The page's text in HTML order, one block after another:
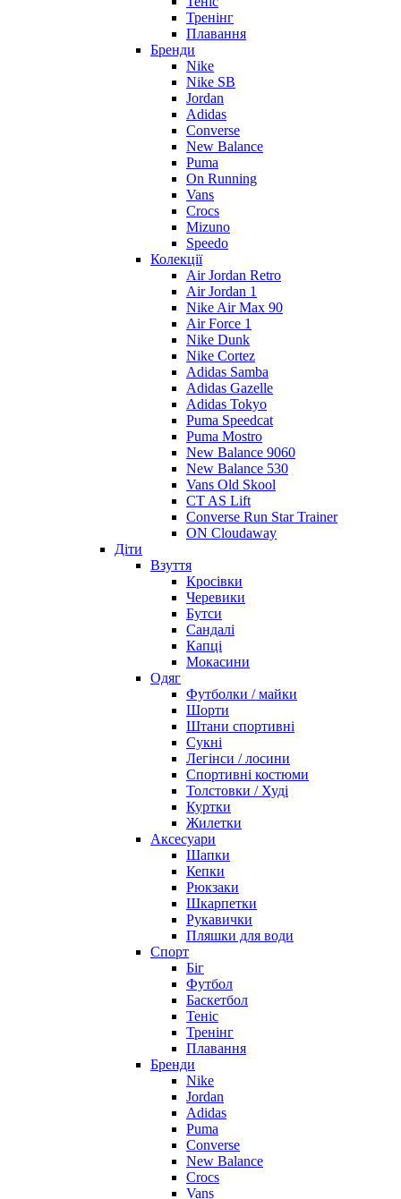
Тренінг
Плавання
Бренди
Nike
Nike SB
Jordan
Adidas
Converse
New Balance
Puma
On Running
Vans
Crocs
Mizuno
Speedo
Колекції
Air Jordan Retro
Air Jordan 1
Nike Air Max 90
Air Force 1
Nike Dunk
Nike Cortez
Adidas Samba
Adidas Gazelle
Adidas Tokyo
Puma Speedcat
Puma Mostro
New Balance 9060
New Balance 530
Vans Old Skool
CT AS Lift
Converse Run Star Trainer
ON Cloudaway
Діти
Взуття
Кросівки
Черевики
Бутси
Сандалі
Капці
Мокасини
Одяг
Футболки / майки
Шорти
Штани спортивні
Сукні
Легінси / лосини
Спортивні костюми
Толстовки / Худі
Куртки
Жилетки
Аксесуари
Шапки
Кепки
Рюкзаки
Шкарпетки
Рукавички
Пляшки для води
Спорт
Біг
Футбол
Баскетбол
Теніс
Тренінг
Плавання
Бренди
Nike
Jordan
Adidas
Puma
Converse
New Balance
Crocs
Vans